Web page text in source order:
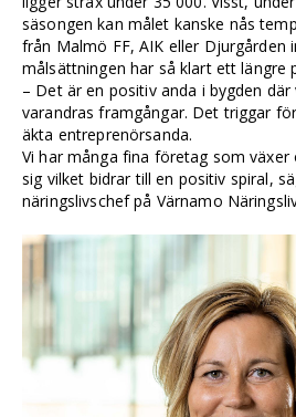
säsongen kan målet kanske nås
från Malmö FF, AIK eller Djurgården
målsättningen har så klart ett längre
– Det är en positiv anda i bygden
varandras framgångar. Det triggar
äkta entreprenörsanda.
Vi har många fina företag som
sig vilket bidrar till en positiv spiral,
näringslivschef på Värnamo